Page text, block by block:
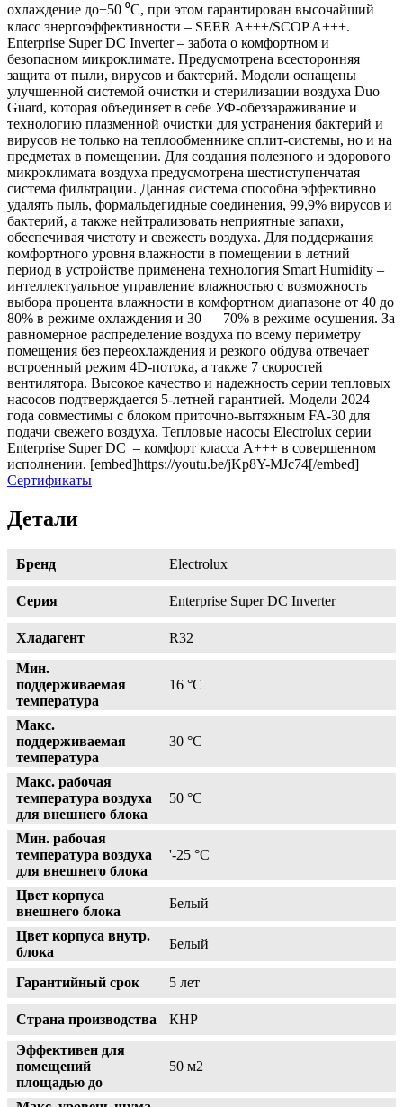
охлаждение до+50 ⁰С, при этом гарантирован высочайший
класс энергоэффективности – SEER A+++/SCOP A+++.
Enterprise Super DC Inverter – забота о комфортном и
безопасном микроклимате. Предусмотрена всесторонняя
защита от пыли, вирусов и бактерий. Модели оснащены
улучшенной системой очистки и стерилизации воздуха Duo
Guard, которая объединяет в себе УФ-обеззараживание и
технологию плазменной очистки для устранения бактерий и
вирусов не только на теплообменнике сплит-системы, но и на
предметах в помещении. Для создания полезного и здорового
микроклимата воздуха предусмотрена шестиступенчатая
система фильтрации. Данная система способна эффективно
удалять пыль, формальдегидные соединения, 99,9% вирусов и
бактерий, а также нейтрализовать неприятные запахи,
обеспечивая чистоту и свежесть воздуха. Для поддержания
комфортного уровня влажности в помещении в летний
период в устройстве применена технология Smart Humiditу –
интеллектуальное управление влажностью с возможность
выбора процента влажности в комфортном диапазоне от 40 до
80% в режиме охлаждения и 30 — 70% в режиме осушения. За
равномерное распределение воздуха по всему периметру
помещения без переохлаждения и резкого обдува отвечает
встроенный режим 4D-потока, а также 7 скоростей
вентилятора. Высокое качество и надежность серии тепловых
насосов подтверждается 5-летней гарантией. Модели 2024
года совместимы с блоком приточно-вытяжным FA-30 для
подачи свежего воздуха. Тепловые насосы Electrolux серии
Enterprise Super DC – комфорт класса А+++ в совершенном
исполнении. [embed]https://youtu.be/jKp8Y-MJc74[/embed]
Сертификаты
Детали
Бренд Electrolux
Серия Enterprise Super DC Inverter
Хладагент
R32
Мин.
поддерживаемая
температура
16 °С
Макс.
поддерживаемая
температура
30 °С
Макс. рабочая
температура воздуха
для внешнего блока
50 °С
Мин. рабочая
температура воздуха
для внешнего блока
'-25 °С
Цвет корпуса
внешнего блока
Белый
Цвет корпуса внутр.
блока
Белый
Гарантийный срок 5 лет
Страна производства
КНР
Эффективен для
помещений
площадью до
50 м2